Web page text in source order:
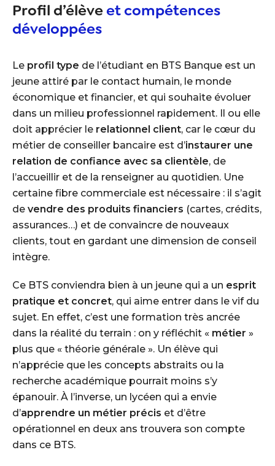
Profil d’élèveet compétences
développées
Le profil type de l’étudiant en BTS Banque est un
jeune attiré par le contact humain, le monde
économique et financier, et qui souhaite évoluer
dans un milieu professionnel rapidement. Il ou elle
doit apprécier le relationnel client, car le cœur du
métier de conseiller bancaire est d’instaurer une
relation de confiance avec sa clientèle, de
l’accueillir et de la renseigner au quotidien. Une
certaine fibre commerciale est nécessaire : il s’agit
de vendre des produits financiers (cartes, crédits,
assurances…) et de convaincre de nouveaux
clients, tout en gardant une dimension de conseil
intègre.
Ce BTS conviendra bien à un jeune qui a un esprit
pratique et concret, qui aime entrer dans le vif du
sujet. En effet, c’est une formation très ancrée
dans la réalité du terrain : on y réfléchit « métier »
plus que « théorie générale ». Un élève qui
n’apprécie que les concepts abstraits ou la
recherche académique pourrait moins s’y
épanouir. À l’inverse, un lycéen qui a envie
d’apprendre un métier précis et d’être
opérationnel en deux ans trouvera son compte
dans ce BTS.